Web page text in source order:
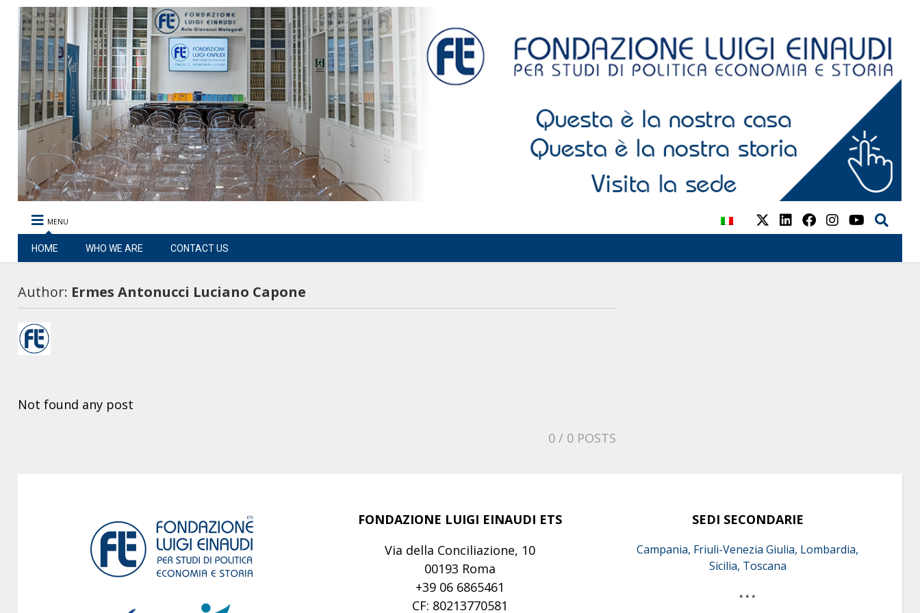
MENU
HOME WHO WE ARE CONTACT US
Author: Ermes Antonucci Luciano Capone
Not found any post
0 / 0 POSTS
FONDAZIONE LUIGI EINAUDI ETS
Via della Conciliazione, 10
00193 Roma
+39 06 6865461
CF: 80213770581
SEDI SECONDARIE
Campania, Friuli-Venezia Giulia, Lombardia,
Sicilia, Toscana
* * *